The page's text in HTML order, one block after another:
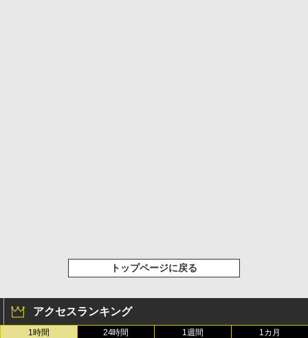
トップページに戻る
アクセスランキング
1時間 24時間 1週間 1カ月